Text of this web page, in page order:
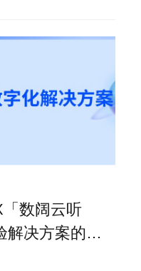
数阔云听
解决方案的最